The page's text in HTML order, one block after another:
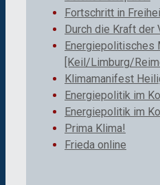
Fortschritt in
Durch die Kraft der
Energiepolitisches
[Keil/Limburg/
Klimamanifest
Energiepolitik im
Energiepolitik im
Prima Klima!
Frieda online